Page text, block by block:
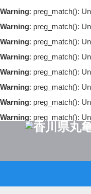
Warning: preg_match():
Warning: preg_match():
Warning: preg_match():
Warning: preg_match():
Warning: preg_match():
Warning: preg_match():
Warning: preg_match():
Warning: preg_match():